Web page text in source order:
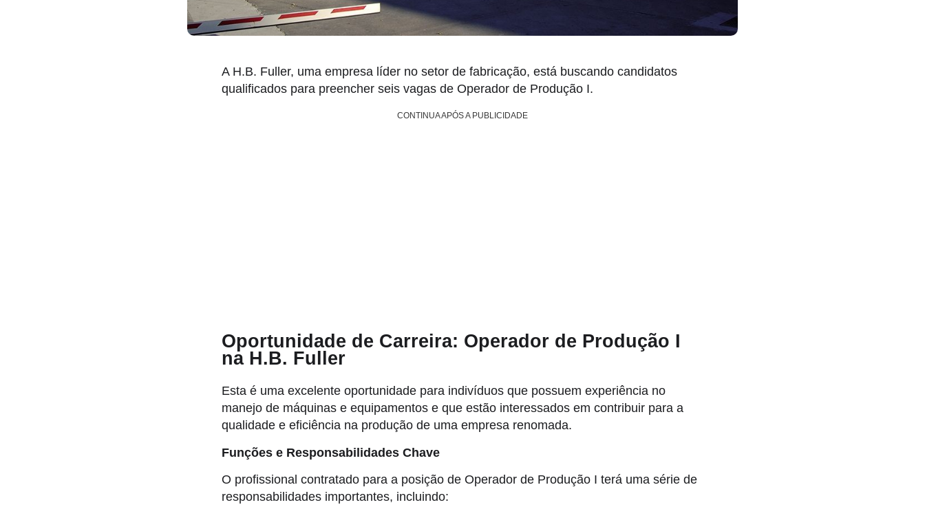
A H.B. Fuller, uma empresa líder no setor de fabricação, está buscando candidatos
qualificados para preencher seis vagas de Operador de Produção I.
CONTINUA APÓS A PUBLICIDADE
Oportunidade de Carreira: Operador de Produção I
na H.B. Fuller
Esta é uma excelente oportunidade para indivíduos que possuem experiência no
manejo de máquinas e equipamentos e que estão interessados em contribuir para a
qualidade e eficiência na produção de uma empresa renomada.
Funções e Responsabilidades Chave
O profissional contratado para a posição de Operador de Produção I terá uma série de
responsabilidades importantes, incluindo: